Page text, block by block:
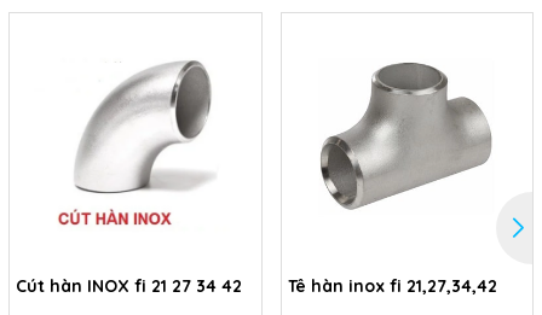
Cút hàn INOX fi 21 27 34 42 Tê hàn inox fi 21,27,34,42